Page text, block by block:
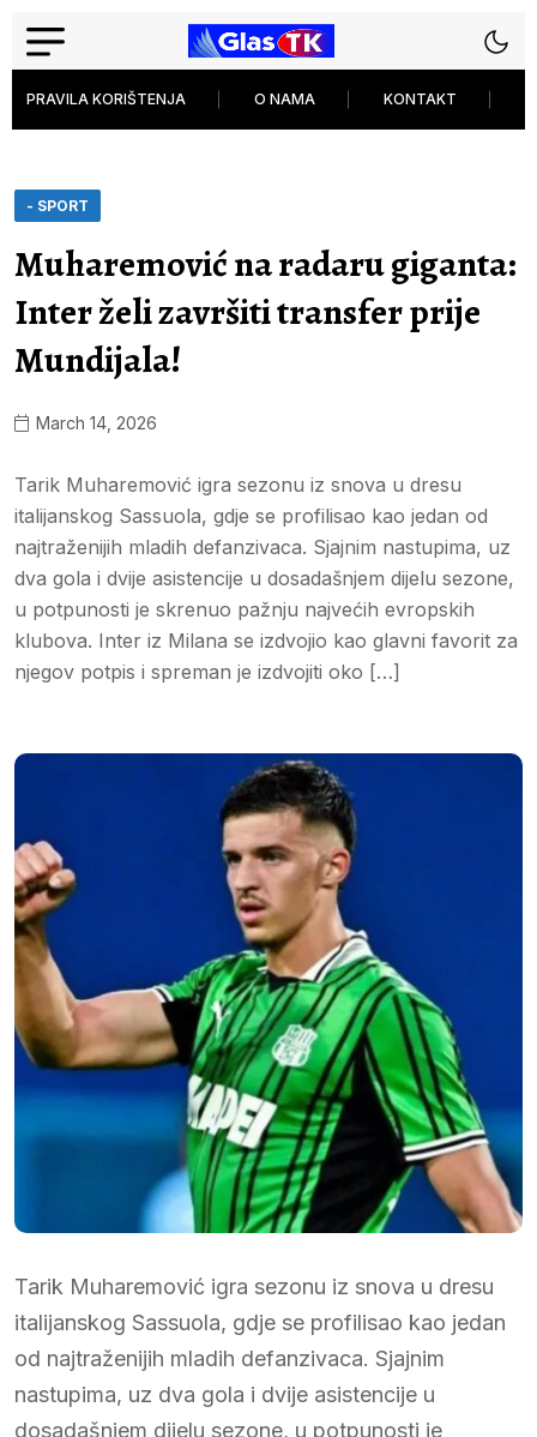
PRAVILA KORIŠTENJA O NAMA KONTAKT
- SPORT
Muharemović na radaru giganta:
Inter želi završiti transfer prije
Mundijala!
March 14, 2026
Tarik Muharemović igra sezonu iz snova u dresu
italijanskog Sassuola, gdje se profilisao kao jedan od
najtraženijih mladih defanzivaca. Sjajnim nastupima, uz
dva gola i dvije asistencije u dosadašnjem dijelu sezone,
u potpunosti je skrenuo pažnju najvećih evropskih
klubova. Inter iz Milana se izdvojio kao glavni favorit za
njegov potpis i spreman je izdvojiti oko […]
Tarik Muharemović igra sezonu iz snova u dresu
italijanskog Sassuola, gdje se profilisao kao jedan
od najtraženijih mladih defanzivaca. Sjajnim
nastupima, uz dva gola i dvije asistencije u
dosadašnjem dijelu sezone, u potpunosti je